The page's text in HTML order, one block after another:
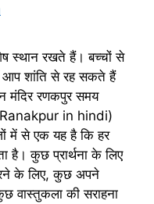
स्थान रखते हैं। बच्चों से
आप शांति से रह सकते हैं
मंदिर रणकपुर समय
in hindi)
में से एक यह है कि हर
है। कुछ प्रार्थना के लिए
के लिए, कुछ अपने
वास्तुकला की सराहना